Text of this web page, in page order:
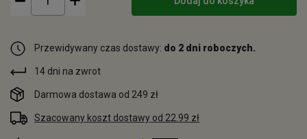
Przewidywany czas dostawy: do 2 dni roboczych.
14 dni na zwrot
Darmowa dostawa od 249 zł
Szacowany koszt dostawy od 22.99 zł